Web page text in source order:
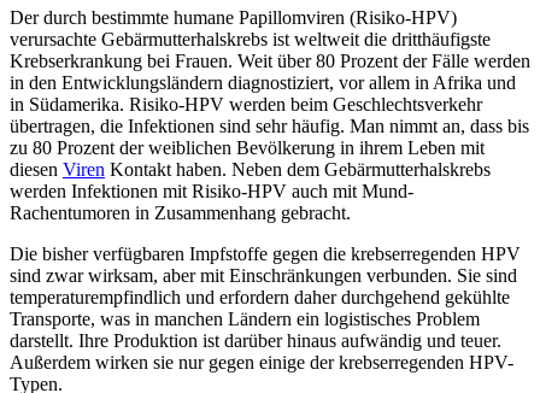
Der durch bestimmte humane Papillomviren (Risiko-HPV)
verursachte Gebärmutterhalskrebs ist weltweit die dritthäufigste
Krebserkrankung bei Frauen. Weit über 80 Prozent der Fälle werden
in den Entwicklungsländern diagnostiziert, vor allem in Afrika und
in Südamerika. Risiko-HPV werden beim Geschlechtsverkehr
übertragen, die Infektionen sind sehr häufig. Man nimmt an, dass bis
zu 80 Prozent der weiblichen Bevölkerung in ihrem Leben mit
diesen Viren Kontakt haben. Neben dem Gebärmutterhalskrebs
werden Infektionen mit Risiko-HPV auch mit Mund-
Rachentumoren in Zusammenhang gebracht.
Die bisher verfügbaren Impfstoffe gegen die krebserregenden HPV
sind zwar wirksam, aber mit Einschränkungen verbunden. Sie sind
temperaturempfindlich und erfordern daher durchgehend gekühlte
Transporte, was in manchen Ländern ein logistisches Problem
darstellt. Ihre Produktion ist darüber hinaus aufwändig und teuer.
Außerdem wirken sie nur gegen einige der krebserregenden HPV-
Typen.